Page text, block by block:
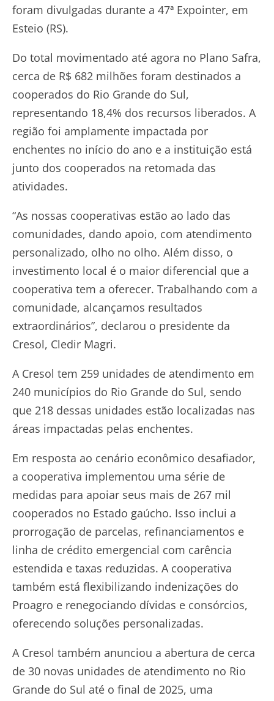
foram divulgadas durante a 47ª Expointer, em
Esteio (RS).
Do total movimentado até agora no Plano Safra,
cerca de R$ 682 milhões foram destinados a
cooperados do Rio Grande do Sul,
representando 18,4% dos recursos liberados. A
região foi amplamente impactada por
enchentes no início do ano e a instituição está
junto dos cooperados na retomada das
atividades.
“As nossas cooperativas estão ao lado das
comunidades, dando apoio, com atendimento
personalizado, olho no olho. Além disso, o
investimento local é o maior diferencial que a
cooperativa tem a oferecer. Trabalhando com a
comunidade, alcançamos resultados
extraordinários”, declarou o presidente da
Cresol, Cledir Magri.
A Cresol tem 259 unidades de atendimento em
240 municípios do Rio Grande do Sul, sendo
que 218 dessas unidades estão localizadas nas
áreas impactadas pelas enchentes.
Em resposta ao cenário econômico desafiador,
a cooperativa implementou uma série de
medidas para apoiar seus mais de 267 mil
cooperados no Estado gaúcho. Isso inclui a
prorrogação de parcelas, refinanciamentos e
linha de crédito emergencial com carência
estendida e taxas reduzidas. A cooperativa
também está flexibilizando indenizações do
Proagro e renegociando dívidas e consórcios,
oferecendo soluções personalizadas.
A Cresol também anunciou a abertura de cerca
de 30 novas unidades de atendimento no Rio
Grande do Sul até o final de 2025, uma